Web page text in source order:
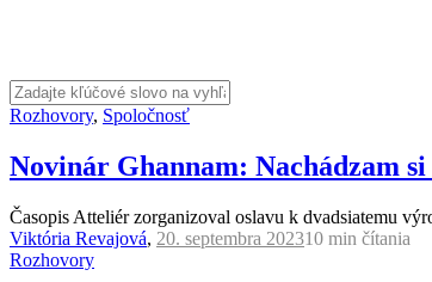
Rozhovory, Spoločnosť
Novinár Ghannam: Nachádzam
Časopis Atteliér zorganizoval oslavu k dvadsiatemu
Viktória Revajová, 20. septembra 202310 min čítania
Rozhovory